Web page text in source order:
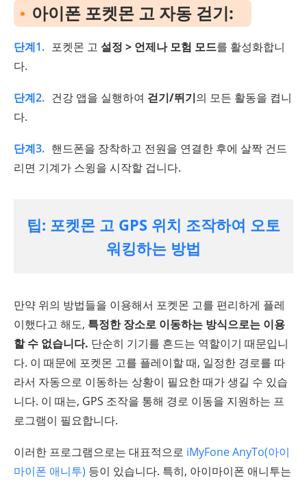
아이폰 포켓몬 고 자동 걷기:
단계1. 포켓몬 고 설정 > 언제나 모험 모드를 활성화합니
다.
단계2. 건강 앱을 실행하여 걷기/뛰기의 모든 활동을 켭니
다.
단계3. 핸드폰을 장착하고 전원을 연결한 후에 살짝 건드
리면 기계가 스윙을 시작할 겁니다.
팁: 포켓몬 고 GPS 위치 조작하여 오토
워킹하는 방법
만약 위의 방법들을 이용해서 포켓몬 고를 편리하게 플레
이했다고 해도, 특정한 장소로 이동하는 방식으로는 이용
할 수 없습니다. 단순히 기기를 흔드는 역할이기 때문입니
다. 이 때문에 포켓몬 고를 플레이할 때, 일정한 경로를 따
라서 자동으로 이동하는 상황이 필요한 때가 생길 수 있습
니다. 이 때는, GPS 조작을 통해 경로 이동을 지원하는 프
로그램이 필요합니다.
이러한 프로그램으로는 대표적으로 iMyFone AnyTo(아이
마이폰 애니투) 등이 있습니다. 특히, 아이마이폰 애니투는